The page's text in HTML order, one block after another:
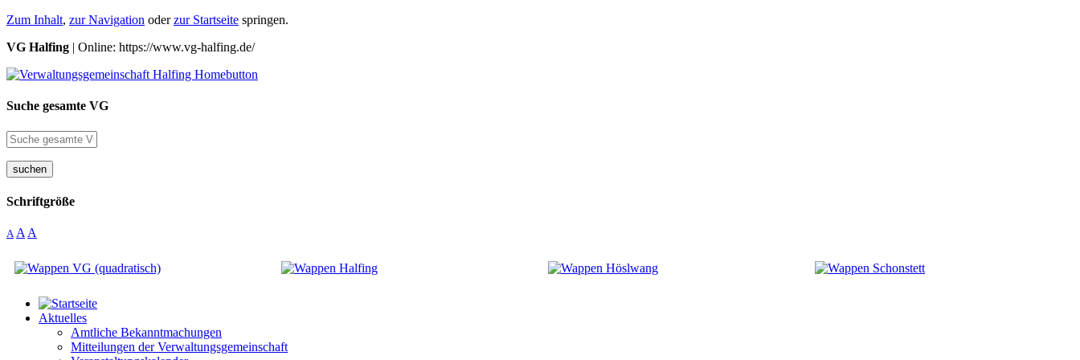
Zum Inhalt, zur Navigation oderzur Startseite springen.
VG Halfing | Online: https://www.vg-halfing.de/
Suche gesamte VG
suchen
Schriftgröße
A A A
Aktuelles
Amtliche Bekanntmachungen
Mitteilungen der Verwaltungsgemeinschaft